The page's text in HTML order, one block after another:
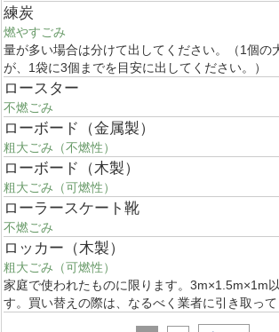
練炭
燃やすごみ
量が多い場合は分けて出してください。（1個の
が、1袋に3個までを目安に出してください。）
ロースター
不燃ごみ
ローボード（金属製）
粗大ごみ（不燃性）
ローボード（木製）
粗大ごみ（可燃性）
ローラースケート靴
不燃ごみ
ロッカー（木製）
粗大ごみ（可燃性）
家庭で使われたものに限ります。3m×1.5m×1m
す。買い替えの際は、なるべく業者に引き取って